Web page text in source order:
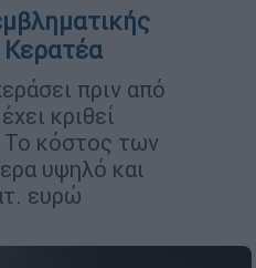
Κερατέα
πριν από
κριθεί
Το κόστος των
υψηλό και
ευρώ